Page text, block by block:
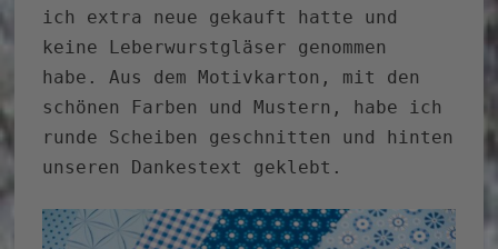
ich extra neue gekauft hatte und
keine Leberwurstgläser genommen
habe. Aus dem Motivkarton, mit den
schönen Farben und Mustern, habe ich
runde Scheiben geschnitten und hinten
unseren Dankestext geklebt.